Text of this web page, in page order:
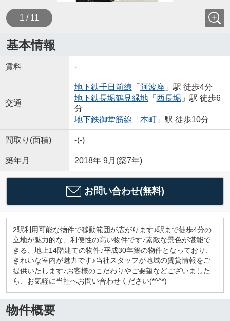
1 / 11
基本情報
賃料 -
交通
地下鉄千日前線 「 阿波座 」駅 徒歩4分
地下鉄長堀鶴見緑地「 西長堀 」駅 徒歩6
分
地下鉄御堂筋線 「 本町」駅 徒歩10分
間取り(面積) -(-)
築年月 2018年 9月(築7年)
お問い合わせ(無料)
2駅利用可能な物件で移動範囲が広がります♪駅まで徒歩4分の
立地が魅力的な、利便性の高い物件です♪素敵な景色が堪能で
きる、地上14階建ての物件♪平成30年築の物件となっており、
きれいな室内が魅力です♪当社スタッフが地域の賃貸情報をご
提供いたします♪お客様のこだわりやご要望などございました
ら、お気軽に当社へお問い合わせください(*^^*)
物件概要